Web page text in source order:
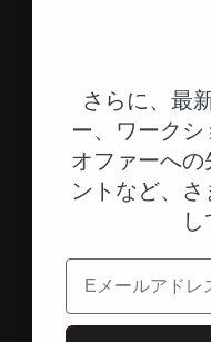
お客様の住所へ、
お
レ
さらに、最
ー、ワークシ
オファーへ
ントなど、
し
電子メール